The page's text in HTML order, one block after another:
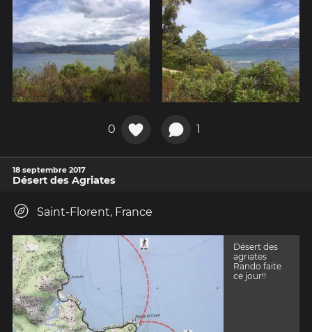
0 1
18 septembre 2017
Désert des Agriates
Saint-Florent, France
Désert des
agriates
Rando faite
ce jour!!